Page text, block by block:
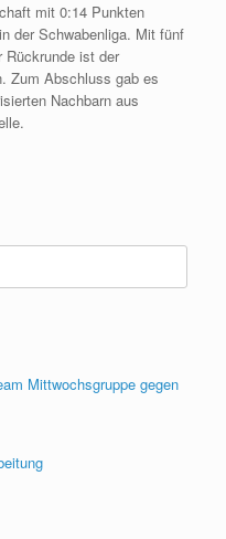
mit 0:14 Punkten
der Schwabenliga. Mit fünf
Rückrunde ist der
Zum Abschluss gab es
Nachbarn aus
Mittwochsgruppe gegen